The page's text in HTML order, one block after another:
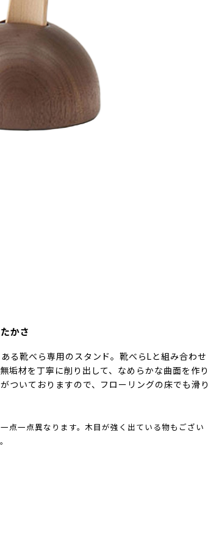
かさ
る靴べら専用のスタンド。靴べらLと組み合わせ
垢材を丁寧に削り出して、なめらかな曲面を作り
ついておりますので、フローリングの床でも滑り
点一点異なります。木目が強く出ている物もござい